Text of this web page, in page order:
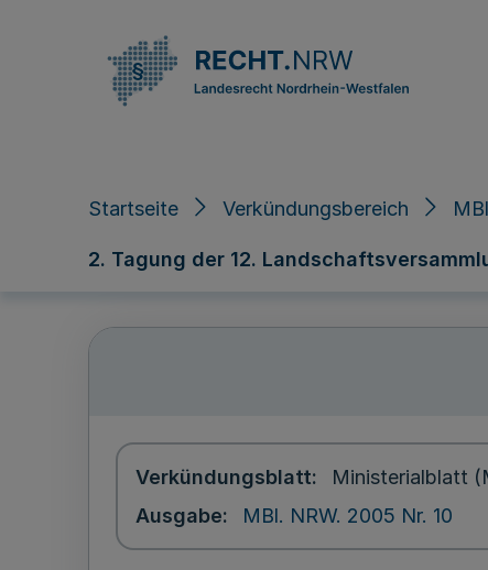
Startseite Verkündungsbereich
2. Tagung der 12.
Verkündungsblatt
Ministerialblatt
Ausgabe
MBl. NRW. 2005 Nr. 10